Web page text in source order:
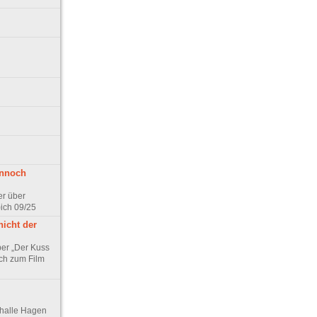
über
09/25
der
„Der Kuss
zum Film
Hagen